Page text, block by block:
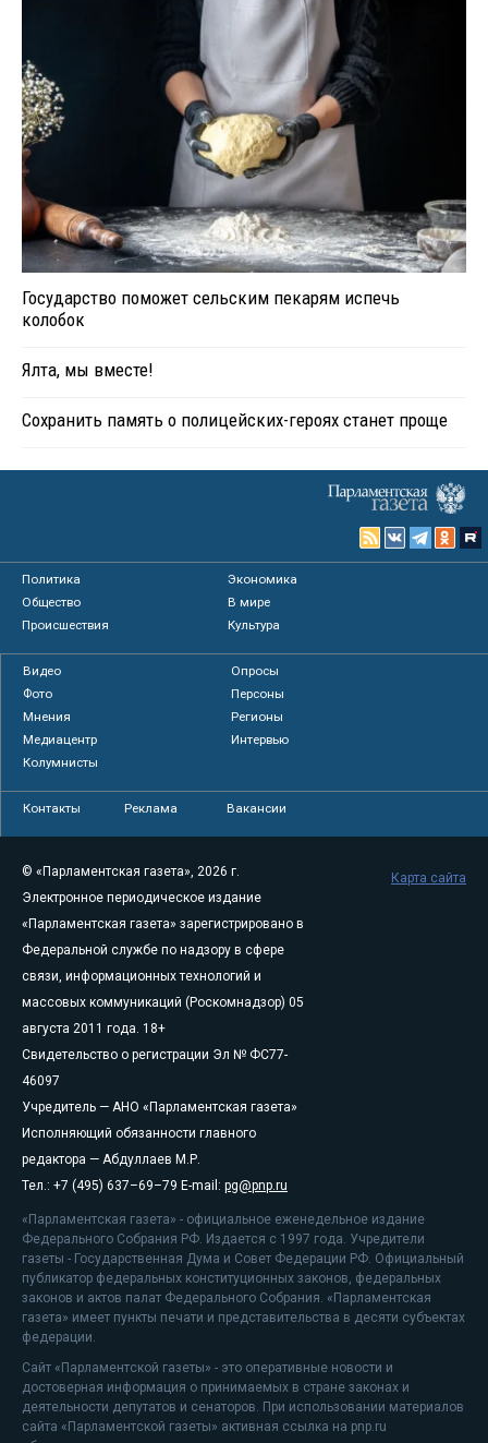
Государство поможет сельским пекарям испечь
колобок
Ялта, мы вместе!
Сохранить память о полицейских-героях станет проще
Политика
Экономика
Общество
В мире
Происшествия
Культура
Видео
Опросы
Фото
Персоны
Мнения
Регионы
Медиацентр
Интервью
Колумнисты
Контакты Реклама Вакансии
© «Парламентская газета», 2026 г.
Электронное периодическое издание
«Парламентская газета» зарегистрировано в
Федеральной службе по надзору в сфере
связи, информационных технологий и
массовых коммуникаций (Роскомнадзор) 05
августа 2011 года. 18+
Свидетельство о регистрации Эл № ФС77-
46097
Учредитель — АНО «Парламентская газета»
Исполняющий обязанности главного
редактора — Абдуллаев М.Р.
Тел.: +7 (495) 637–69–79 E-mail: pg@pnp.ru
«Парламентская газета» - официальное еженедельное издание
Федерального Собрания РФ. Издается с 1997 года. Учредители
газеты - Государственная Дума и Совет Федерации РФ. Официальный
публикатор федеральных конституционных законов, федеральных
законов и актов палат Федерального Собрания. «Парламентская
газета» имеет пункты печати и представительства в десяти субъектах
федерации.
Сайт «Парламентской газеты» - это оперативные новости и
достоверная информация о принимаемых в стране законах и
деятельности депутатов и сенаторов. При использовании материалов
сайта «Парламентской газеты» активная ссылка на pnp.ru
Карта сайта